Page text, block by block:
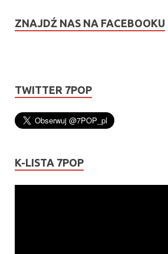
ZNAJDŹ NAS NA FACEBOOKU
TWITTER 7POP
K-LISTA 7POP